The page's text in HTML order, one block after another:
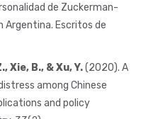
de Zuckerman-
Argentina. Escritos de
Xie, B., & Xu, Y.(2020). A
among Chinese
and policy